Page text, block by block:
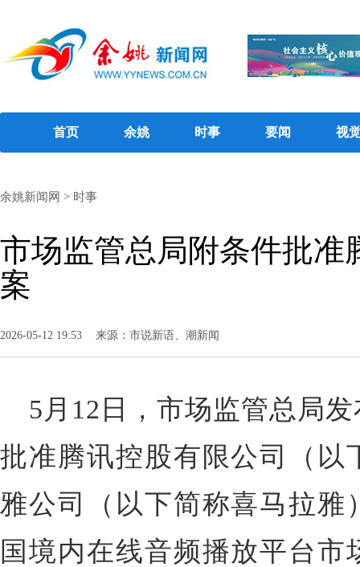
首页 余姚 时事 要闻 视
余姚新闻网 > 时事
市场监管总局附条件批准
案
2026-05-12 19:53 来源：市说新语、潮新闻
5月12日，市场监管总局
批准腾讯控股有限公司（以
雅公司（以下简称喜马拉雅
国境内在线音频播放平台